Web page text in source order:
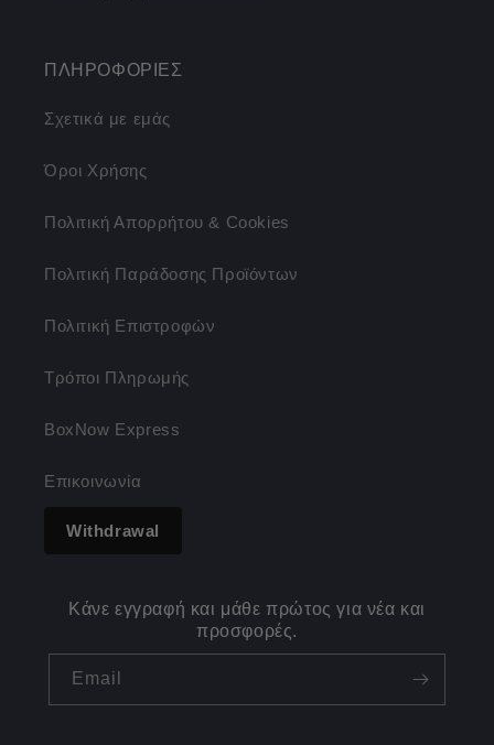
ΠΛΗΡΟΦΟΡΙΕΣ
Σχετικά με εμάς
Όροι Χρήσης
Πολιτική Απορρήτου & Cookies
Πολιτική Παράδοσης Προϊόντων
Πολιτική Επιστροφών
Τρόποι Πληρωμής
BoxNow Express
Επικοινωνία
Withdrawal
Κάνε εγγραφή και μάθε πρώτος για νέα και
προσφορές.
Email